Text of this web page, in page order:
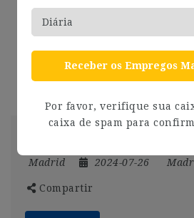
Senior Analyst Insights &
Madrid
Compartir
Madrid 2024-07-26
Compartir
Receber os Empregos
Por favor, verifique sua
caixa de spam para